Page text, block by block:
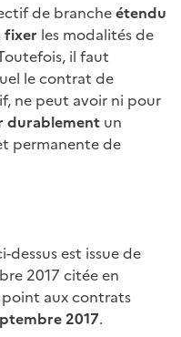
de brancheétendu
fixer les modalités de
il faut
le contrat de
ne peut avoir ni pour
durablement un
permanente de
est issue de
2017 citée en
aux contrats
2017.